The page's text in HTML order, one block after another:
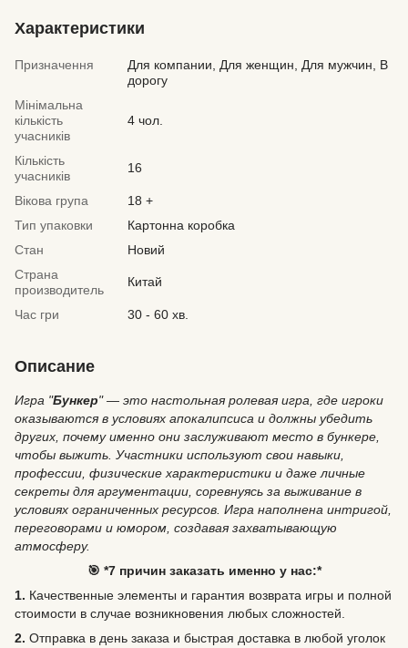
Характеристики
Призначення
Для компании, Для женщин, Для мужчин, В
дорогу
Мінімальна
кількість
учасників
4 чол.
Кількість
учасників
16
Вікова група
18 +
Тип упаковки
Картонна коробка
Стан
Новий
Страна
производитель
Китай
Час гри 30 - 60 хв.
Описание
Игра "Бункер" — это настольная ролевая игра, где игроки
оказываются в условиях апокалипсиса и должны убедить
других, почему именно они заслуживают место в бункере,
чтобы выжить. Участники используют свои навыки,
профессии, физические характеристики и даже личные
секреты для аргументации, соревнуясь за выживание в
условиях ограниченных ресурсов. Игра наполнена интригой,
переговорами и юмором, создавая захватывающую
атмосферу.
🎯 *7 причин заказать именно у нас:*
1. Качественные элементы и гарантия возврата игры и полной
стоимости в случае возникновения любых сложностей.
2. Отправка в день заказа и быстрая доставка в любой уголок